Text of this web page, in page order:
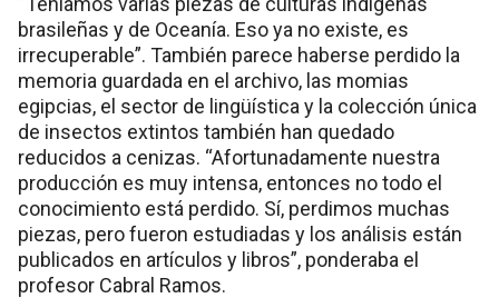
brasileñas y de Oceanía. Eso ya no existe, es
irrecuperable”. También parece haberse perdido la
memoria guardada en el archivo, las momias
egipcias, el sector de lingüística y la colección única
de insectos extintos también han quedado
reducidos a cenizas. “Afortunadamente nuestra
producción es muy intensa, entonces no todo el
conocimiento está perdido. Sí, perdimos muchas
piezas, pero fueron estudiadas y los análisis están
publicados en artículos y libros”, ponderaba el
profesor Cabral Ramos.